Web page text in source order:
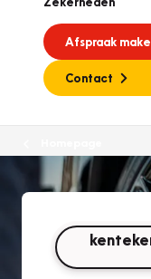
Afspraak
Contact